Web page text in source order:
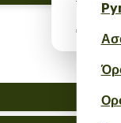
Λάβετε